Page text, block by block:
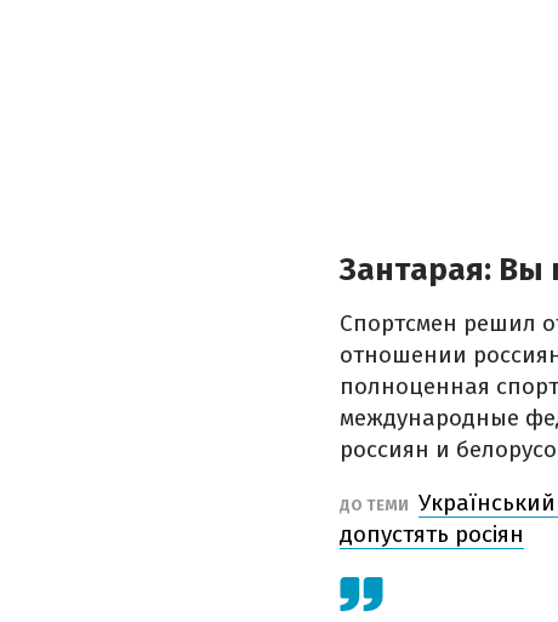
Зантарая: Вы
Спортсмен решил
отношении
полноценная
международные
россиян и
ДО ТЕМИ Український
допустять росіян